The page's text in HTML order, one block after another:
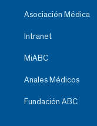
Asociación Médica
Intranet
MiABC
Anales Médicos
Fundación ABC